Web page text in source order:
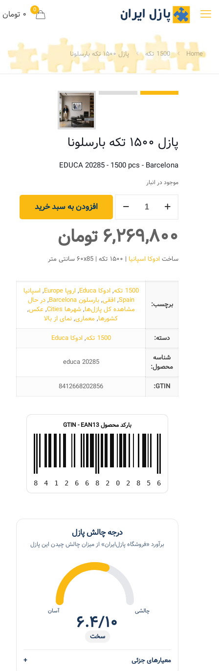
0 ۰ تومان
Home 1500 تکه پازل ۱۵۰۰ تکه بارسلونا
پازل ۱۵۰۰ تکه بارسلونا
EDUCA 20285 - 1500 pcs - Barcelona
موجود در انبار
۱۵۰۰
عدد
افزودن به سبد خرید
۶,۲۶۹,۸۰۰ تومان
ساختادوکا اسپانیا | ۱۵۰۰ تکه | ۶۰x85 سانتی متر
برچسب:
1500 تکه ,ادوکا Educa ,اروپا Europe ,اسپانیا
Spain
,افقی,بارسلون Barcelona ,در حال
مشاهده کل پازل‌ها,شهرها Cities , عکس,
کشورها, معماری,نمای از بالا
دسته:
1500 تکه ,ادوکا Educa
شناسه
محصول:
educa 20285
GTIN:
8412668202856
بارکد محصول GTIN - EAN13
8 4 1 2 6 6 8 2 0 2 8 5 6
درجه چالش پازل
برآورد «فروشگاه پازل‌ایران» از میزان چالش چیدن این پازل
آسان چالشی
۶.۴/۱۰
سخت
معیارهای جزئی